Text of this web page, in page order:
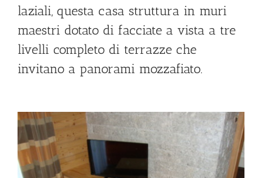
laziali, questa casa struttura in muri
maestri dotato di facciate a vista a tre
livelli completo di terrazze che
invitano a panorami mozzafiato.